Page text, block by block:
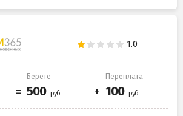
Берете Переплата